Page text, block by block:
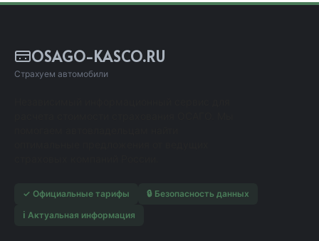
OSAGO-KASCO.RU
Страхуем автомобили
✓ Официальные тарифы
🔒 Безопасность данных
ℹ️ Актуальная информация